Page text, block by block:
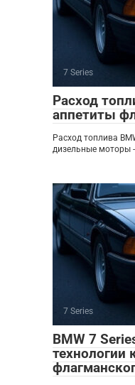
7 Series
Расход
аппетиты
Расход топлива
дизельные моторы
7 Series
BMW 7
технологии